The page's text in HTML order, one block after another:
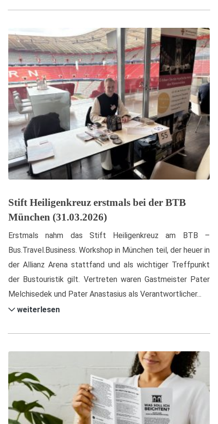
Stift Heiligenkreuz erstmals bei der BTB
München (31.03.2026)
Erstmals nahm das Stift Heiligenkreuz am BTB –
Bus.Travel.Business. Workshop in München teil, der heuer in
der Allianz Arena stattfand und als wichtiger Treffpunkt
der Bustouristik gilt. Vertreten waren Gastmeister Pater
Melchisedek und Pater Anastasius als Verantwortlicher...
weiterlesen